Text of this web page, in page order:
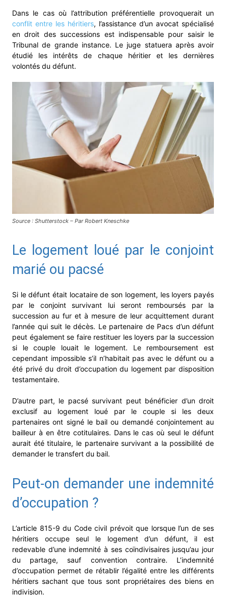
Dans le cas où l’attribution préférentielle provoquerait un
conflit entre les héritiers, l’assistance d’un avocat spécialisé
en droit des successions est indispensable pour saisir le
Tribunal de grande instance. Le juge statuera après avoir
étudié les intérêts de chaque héritier et les dernières
volontés du défunt.
Source : Shutterstock – Par Robert Kneschke
Le logement loué par le conjoint
marié ou pacsé
Si le défunt était locataire de son logement, les loyers payés
par le conjoint survivant lui seront remboursés par la
succession au fur et à mesure de leur acquittement durant
l’année qui suit le décès. Le partenaire de Pacs d’un défunt
peut également se faire restituer les loyers par la succession
si le couple louait le logement. Le remboursement est
cependant impossible s’il n’habitait pas avec le défunt ou a
été privé du droit d’occupation du logement par disposition
testamentaire.
D’autre part, le pacsé survivant peut bénéficier d’un droit
exclusif au logement loué par le couple si les deux
partenaires ont signé le bail ou demandé conjointement au
bailleur à en être cotitulaires. Dans le cas où seul le défunt
aurait été titulaire, le partenaire survivant a la possibilité de
demander le transfert du bail.
Peut-on demander une indemnité
d’occupation ?
L’article 815-9 du Code civil prévoit que lorsque l’un de ses
héritiers occupe seul le logement d’un défunt, il est
redevable d’une indemnité à ses coïndivisaires jusqu’au jour
du partage, sauf convention contraire. L’indemnité
d’occupation permet de rétablir l’égalité entre les différents
héritiers sachant que tous sont propriétaires des biens en
indivision.